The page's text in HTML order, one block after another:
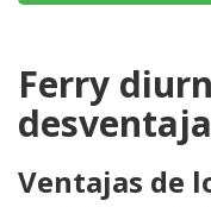
Ferry
Ventajas de